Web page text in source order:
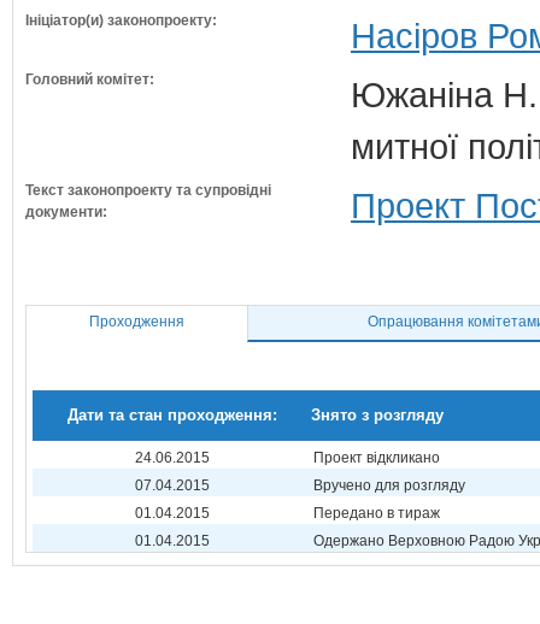
Ініціатор(и) законопроекту: Насіров
Головний комітет:
Южаніна
митної
Текст законопроекту та супровідні
документи:
Проект
Проходження Опрацювання
Дати та стан проходження: Знято з розгляду
24.06.2015
Проект відкликано
07.04.2015
Вручено для розгляду
01.04.2015
Передано в тираж
01.04.2015
Одержано Верховною Радою